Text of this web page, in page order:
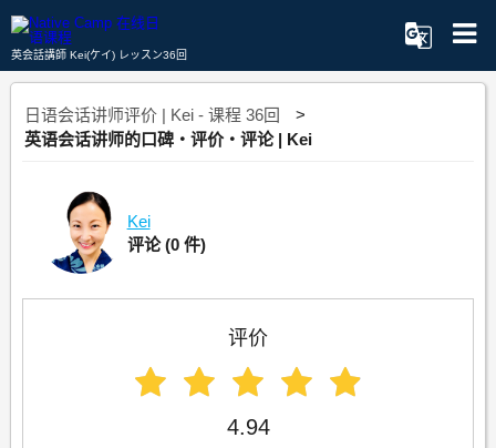
英会話講師 Kei(ケイ) レッスン36回
日语会话讲师评价 | Kei - 课程 36回
英语会话讲师的口碑・评价・评论 | Kei
Kei
评论(0 件)
评价
4.94